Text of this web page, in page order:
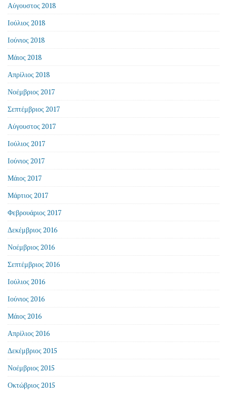
Αύγουστος 2018
Ιούλιος 2018
Ιούνιος 2018
Μάιος 2018
Απρίλιος 2018
Νοέμβριος 2017
Σεπτέμβριος 2017
Αύγουστος 2017
Ιούλιος 2017
Ιούνιος 2017
Μάιος 2017
Μάρτιος 2017
Φεβρουάριος 2017
Δεκέμβριος 2016
Νοέμβριος 2016
Σεπτέμβριος 2016
Ιούλιος 2016
Ιούνιος 2016
Μάιος 2016
Απρίλιος 2016
Δεκέμβριος 2015
Νοέμβριος 2015
Οκτώβριος 2015